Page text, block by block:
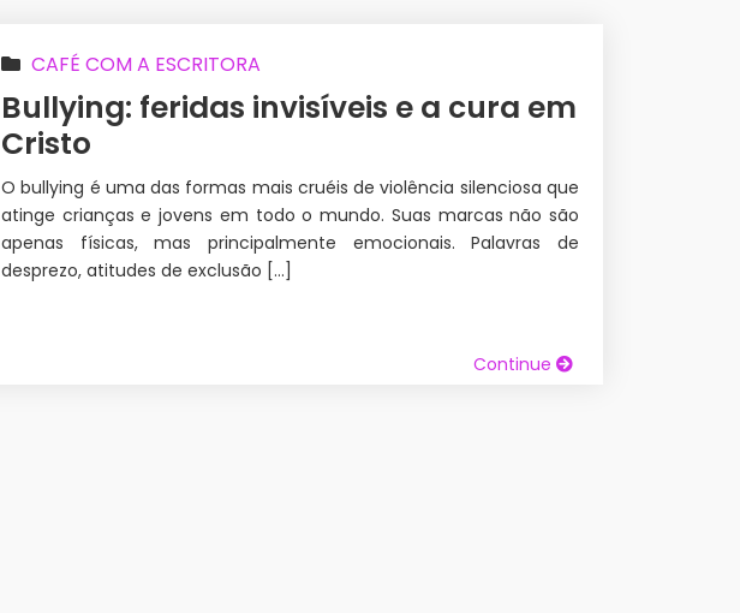
CAFÉ COM A ESCRITORA
Bullying: feridas invisíveis e a cura em
Cristo
O bullying é uma das formas mais cruéis de violência silenciosa que
atinge crianças e jovens em todo o mundo. Suas marcas não são
apenas físicas, mas principalmente emocionais. Palavras de
desprezo, atitudes de exclusão […]
Continue